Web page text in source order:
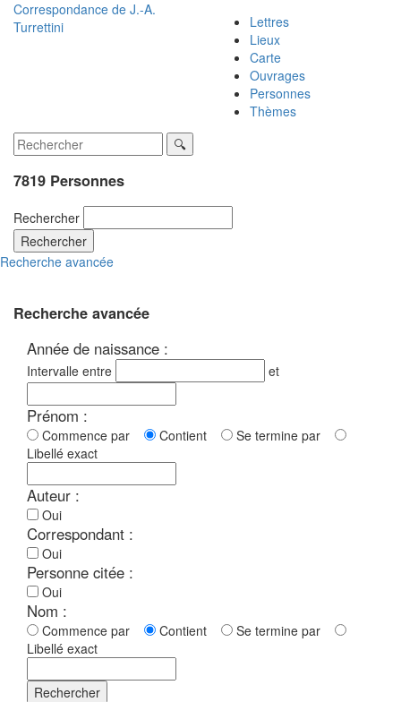
Correspondance de J.-A.
Turrettini
Lettres
Lieux
Carte
Ouvrages
Personnes
Thèmes
7819 Personnes
Rechercher
Rechercher
Recherche avancée
Recherche avancée
Année de naissance :
Intervalle entre et
Prénom :
Commence par Contient
Se termine par
Libellé exact
Auteur :
Oui
Correspondant :
Oui
Personne citée :
Oui
Nom :
Commence par Contient
Se termine par
Libellé exact
Rechercher